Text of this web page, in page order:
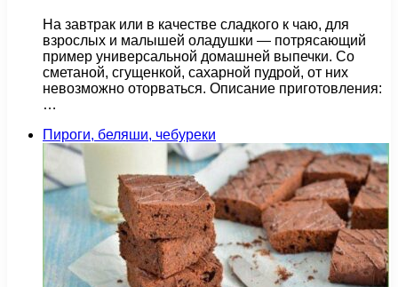
На завтрак или в качестве сладкого к чаю, для
взрослых и малышей оладушки — потрясающий
пример универсальной домашней выпечки. Со
сметаной, сгущенкой, сахарной пудрой, от них
невозможно оторваться. Описание приготовления:
…
Пироги, беляши, чебуреки